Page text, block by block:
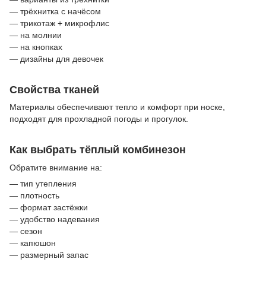
— трёхнитка с начёсом
— трикотаж + микрофлис
— на молнии
— на кнопках
— дизайны для девочек
Свойства тканей
Материалы обеспечивают тепло и комфорт при носке,
подходят для прохладной погоды и прогулок.
Как выбрать тёплый комбинезон
Обратите внимание на:
— тип утепления
— плотность
— формат застёжки
— удобство надевания
— сезон
— капюшон
— размерный запас